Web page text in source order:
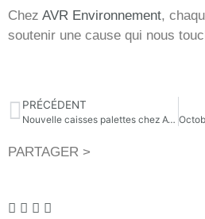
Chez AVR Environnement,
soutenir une cause qui nous
PRÉCÉDENT
Nouvelle caisses palettes chez AVR Environnement
PARTAGER >